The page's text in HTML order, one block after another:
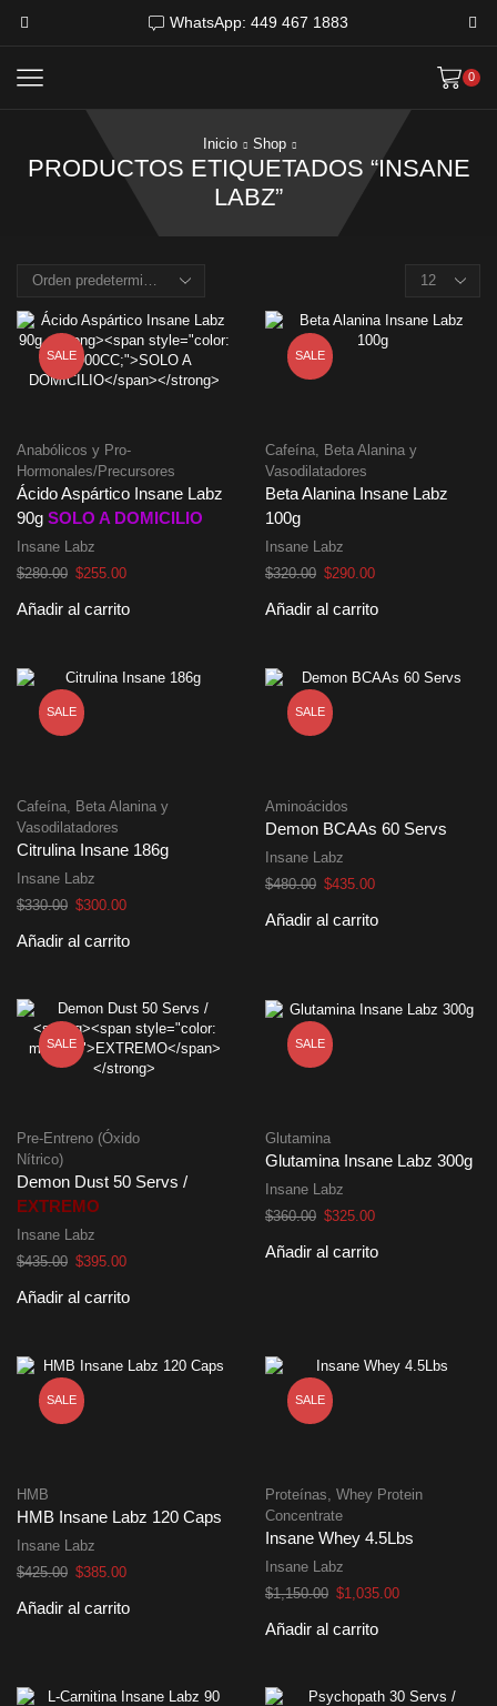
WhatsApp: 449 467 1883
0
Inicio Shop
PRODUCTOS ETIQUETADOS “INSANE
LABZ”
Products
page
SALE
Anabólicos y Pro-
Hormonales/Precursores
Ácido Aspártico Insane Labz
90g SOLO A DOMICILIO
Insane Labz
$280.00 El
original
$255.00El
actual
Añadir al carrito
SALE
Cafeína, Beta Alanina y
Vasodilatadores
Beta Alanina Insane Labz
100g
Insane Labz
$320.00 El
original
$290.00El
actual
Añadir al carrito
SALE
Cafeína, Beta Alanina y
Vasodilatadores
Citrulina Insane 186g
Insane Labz
$330.00 El
original
$300.00El
actual
Añadir al carrito
SALE
Aminoácidos
Demon BCAAs 60 Servs
Insane Labz
$480.00 El
original
$435.00El
actual
Añadir al carrito
SALE
Pre-Entreno (Óxido
Nítrico)
Demon Dust 50 Servs /
EXTREMO
Insane Labz
$435.00 El
original
$395.00El
actual
Añadir al carrito
SALE
Glutamina
Glutamina Insane Labz 300g
Insane Labz
$360.00 El
original
$325.00El
actual
Añadir al carrito
SALE
HMB
HMB Insane Labz 120 Caps
Insane Labz
$425.00 El
original
$385.00El
actual
Añadir al carrito
SALE
Proteínas, Whey Protein
Concentrate
Insane Whey 4.5Lbs
Insane Labz
$1,150.00 El
original
$1,035.00El
Añadir al carrito